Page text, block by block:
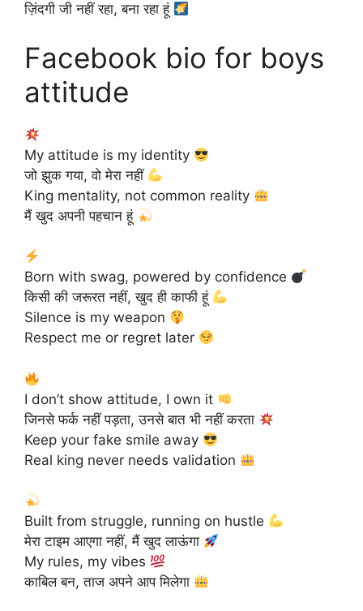
ज़िंदगी जी नहीं रहा, बना रहा हूं
Facebook bio for boys
attitude
My attitude is my identity
जो झुक गया, वो मेरा नहीं
King mentality, not common reality
मैं खुद अपनी पहचान हूं
Born with swag, powered by confidence
किसी की जरूरत नहीं, खुद ही काफी हूं
Silence is my weapon
Respect me or regret later
I don’t show attitude, I own it
जिनसे फर्क नहीं पड़ता, उनसे बात भी नहीं करता
Keep your fake smile away
Real king never needs validation
Built from struggle, running on hustle
मेरा टाइम आएगा नहीं, मैं खुद लाऊंगा
My rules, my vibes
काबिल बन, ताज अपने आप मिलेगा